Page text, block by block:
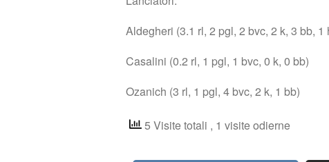
Aldegheri (3.1 rl, 2 pgl, 2 bvc, 2 k, 3 bb, 1
Casalini (0.2 rl, 1 pgl, 1 bvc, 0 k, 0 bb)
Ozanich (3 rl, 1 pgl, 4 bvc, 2 k, 1 bb)
5 Visite totali , 1 visite odierne